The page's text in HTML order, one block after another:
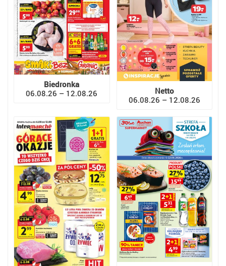
Biedronka
06.08.26 – 12.08.26
Netto
06.08.26 – 12.08.26